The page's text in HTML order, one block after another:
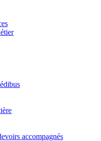
accompagnés